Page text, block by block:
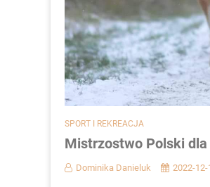
SPORT I REKREACJA
Mistrzostwo Polski
Dominika Danieluk 2022-12-